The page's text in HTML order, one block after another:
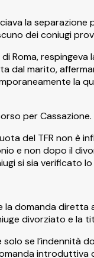
la
dei coniugi
Roma,
dal marito,
la
per Cassazione.
del TFR non è
e non dopo il
si sia verificato
domanda diretta
divorziato e la
se l’indennità
introduttiva